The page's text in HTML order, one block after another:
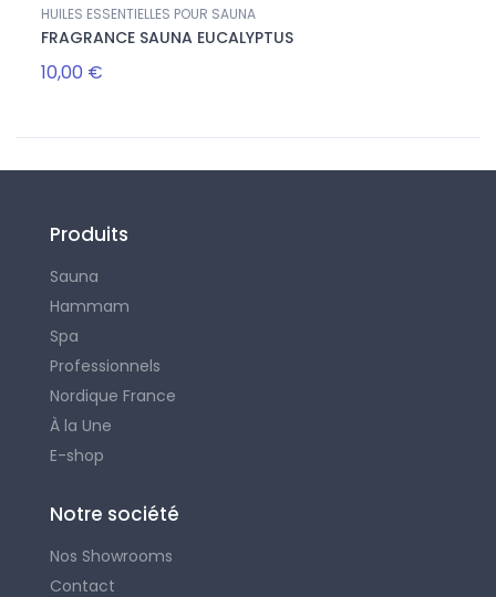
HUILES ESSENTIELLES POUR SAUNA
FRAGRANCE SAUNA EUCALYPTUS
10,00 €
Produits
Sauna
Hammam
Spa
Professionnels
Nordique France
À la Une
E-shop
Notre société
Nos Showrooms
Contact